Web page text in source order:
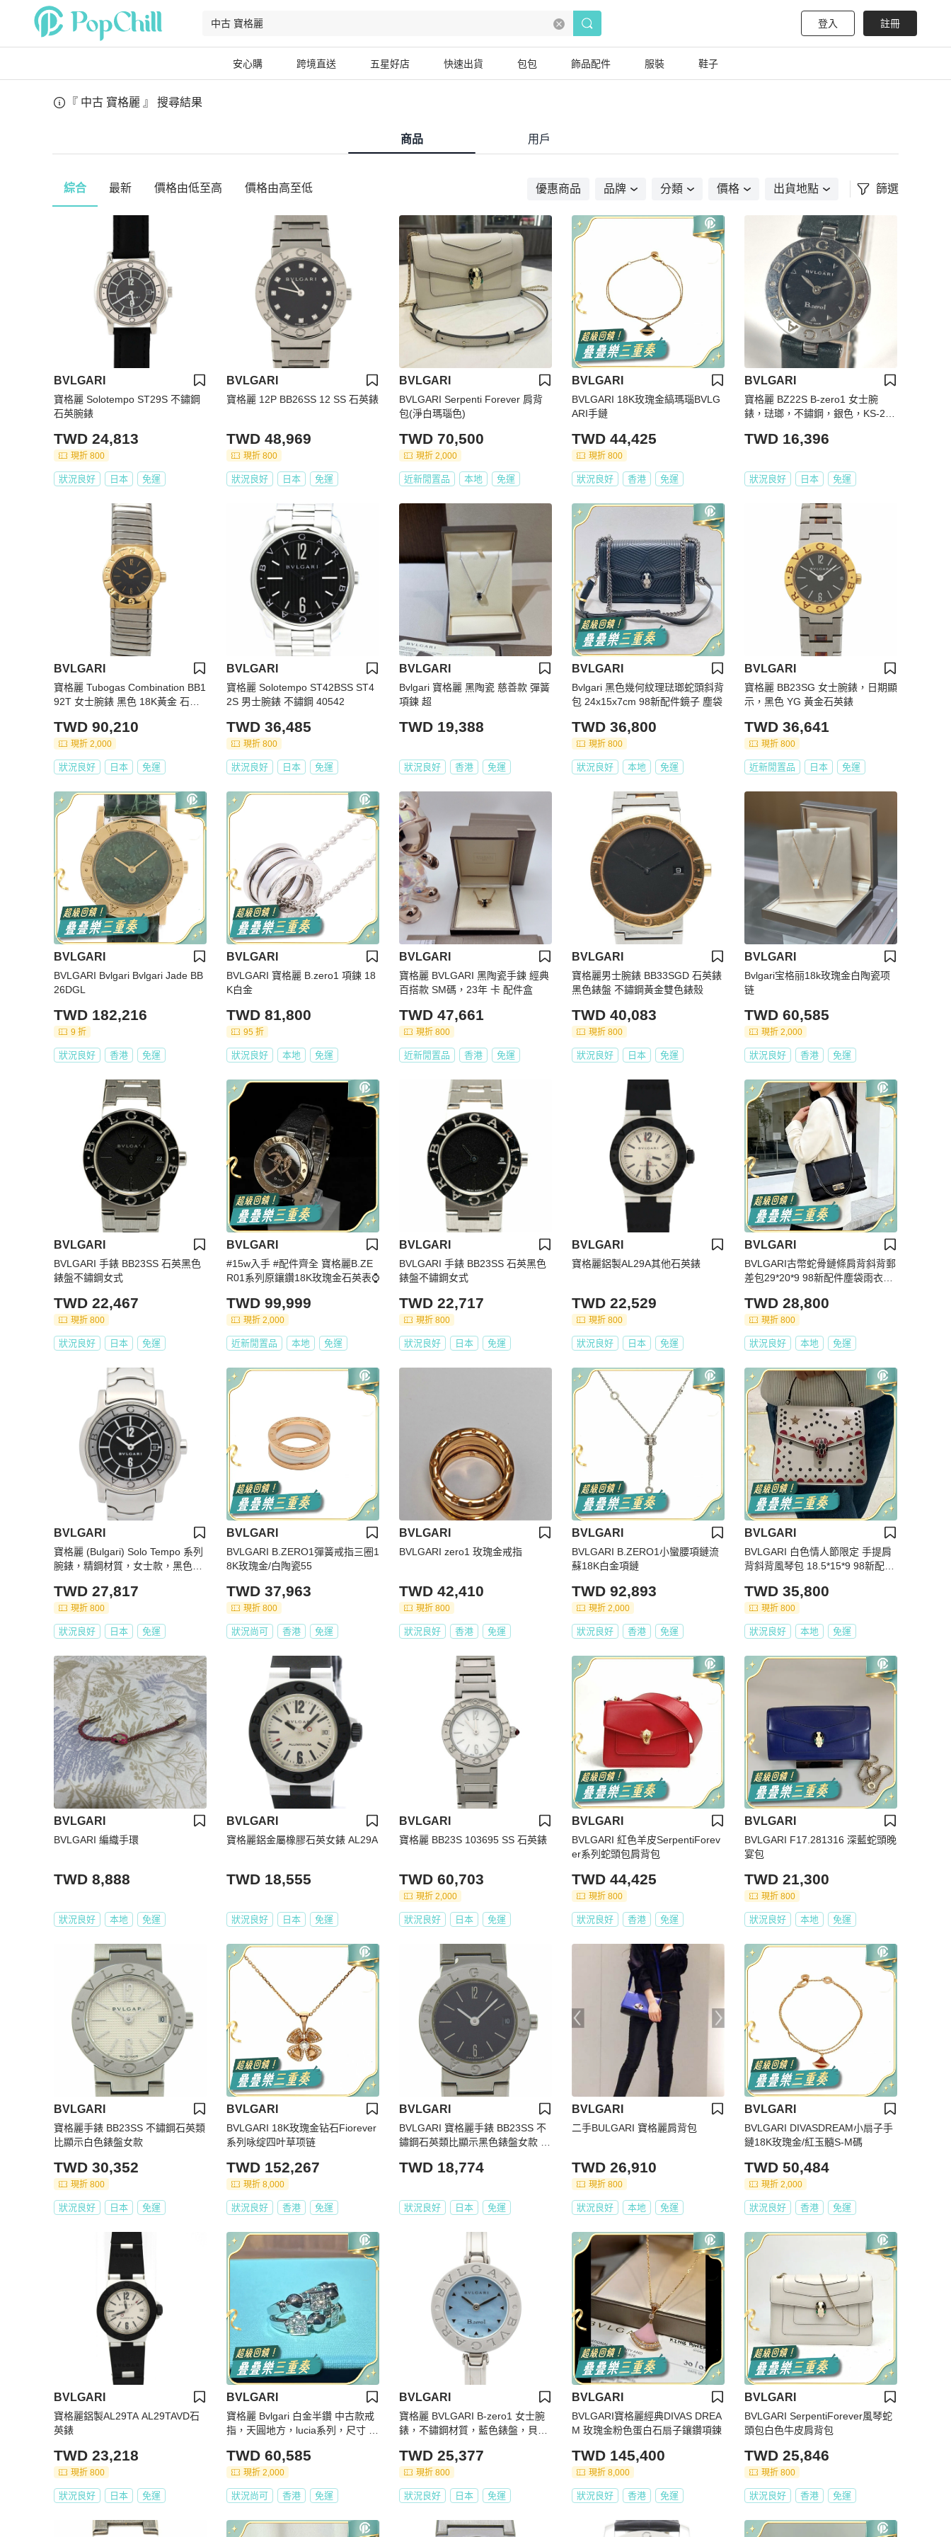
登入 註冊
安心購 跨境直送 五星好店 快速出貨 包包 飾品配件 服裝 鞋子
『 中古 寶格麗 』 搜尋結果
商品 用戶
綜合 最新 價格由低至高 價格由高至低 優惠商品 品牌 分類 價格 出貨地點 篩選
BVLGARI
寶格麗 Solotempo ST29S 不鏽鋼
石英腕錶
TWD 24,813
現折 800
狀況良好 日本 免運
BVLGARI
寶格麗 12P BB26SS 12 SS 石英錶
TWD 48,969
現折 800
狀況良好 日本 免運
BVLGARI
BVLGARI Serpenti Forever 肩背
包(淨白瑪瑙色)
TWD 70,500
現折 2,000
近新閒置品 本地 免運
BVLGARI
BVLGARI 18K玫瑰金縞瑪瑙BVLG
ARI手鏈
TWD 44,425
現折 800
狀況良好 香港 免運
BVLGARI
寶格麗 BZ22S B-zero1 女士腕
錶，琺瑯，不鏽鋼，銀色，KS-240
TWD 16,396
狀況良好 日本 免運
BVLGARI
寶格麗 Tubogas Combination BB1
92T 女士腕錶 黑色 18K黃金 石英
TWD 90,210
現折 2,000
狀況良好 日本 免運
BVLGARI
寶格麗 Solotempo ST42BSS ST4
2S 男士腕錶 不鏽鋼 40542
TWD 36,485
現折 800
狀況良好 日本 免運
BVLGARI
Bvlgari 寶格麗 黑陶瓷 慈善款 彈簧
項鍊 超
TWD 19,388
狀況良好 香港 免運
BVLGARI
Bvlgari 黑色幾何紋理琺瑯蛇頭斜背
包 24x15x7cm 98新配件鏡子 塵袋
TWD 36,800
現折 800
狀況良好 本地 免運
BVLGARI
寶格麗 BB23SG 女士腕錶，日期顯
示，黑色 YG 黃金石英錶
TWD 36,641
現折 800
近新閒置品 日本 免運
BVLGARI
BVLGARI Bvlgari Bvlgari Jade BB
26DGL
TWD 182,216
9 折
狀況良好 香港 免運
BVLGARI
BVLGARI 寶格麗 B.zero1 項鍊 18
K白金
TWD 81,800
95 折
狀況良好 本地 免運
BVLGARI
寶格麗 BVLGARI 黑陶瓷手鍊 經典
百搭款 SM碼，23年 卡 配件盒
TWD 47,661
現折 800
近新閒置品 香港 免運
BVLGARI
寶格麗男士腕錶 BB33SGD 石英錶
黑色錶盤 不鏽鋼黃金雙色錶殼
TWD 40,083
現折 800
狀況良好 日本 免運
BVLGARI
Bvlgari宝格丽18k玫瑰金白陶瓷项
链
TWD 60,585
現折 2,000
狀況良好 香港 免運
BVLGARI
BVLGARI 手錶 BB23SS 石英黑色
錶盤不鏽鋼女式
TWD 22,467
現折 800
狀況良好 日本 免運
BVLGARI
#15w入手 #配件齊全 寶格麗B.ZE
R01系列原鑲鑽18K玫瑰金石英表⌚️
TWD 99,999
現折 2,000
近新閒置品 本地 免運
BVLGARI
BVLGARI 手錶 BB23SS 石英黑色
錶盤不鏽鋼女式
TWD 22,717
現折 800
狀況良好 日本 免運
BVLGARI
寶格麗鋁製AL29A其他石英錶
TWD 22,529
現折 800
狀況良好 日本 免運
BVLGARI
BVLGARI古幣蛇骨鏈條肩背斜背郵
差包29*20*9 98新配件塵袋雨衣保
TWD 28,800
現折 800
狀況良好 本地 免運
BVLGARI
寶格麗 (Bulgari) Solo Tempo 系列
腕錶，精鋼材質，女士款，黑色，
TWD 27,817
現折 800
狀況良好 日本 免運
BVLGARI
BVLGARI B.ZERO1彈簧戒指三圈1
8K玫瑰金/白陶瓷55
TWD 37,963
現折 800
狀況尚可 香港 免運
BVLGARI
BVLGARI zero1 玫瑰金戒指
TWD 42,410
現折 800
狀況良好 香港 免運
BVLGARI
BVLGARI B.ZERO1小蠻腰項鏈流
蘇18K白金項鏈
TWD 92,893
現折 2,000
狀況良好 香港 免運
BVLGARI
BVLGARI 白色情人節限定 手提肩
背斜背風琴包 18.5*15*9 98新配件
TWD 35,800
現折 800
狀況良好 本地 免運
BVLGARI
BVLGARI 編織手環
TWD 8,888
狀況良好 本地 免運
BVLGARI
寶格麗鋁金屬橡膠石英女錶 AL29A
TWD 18,555
狀況良好 日本 免運
BVLGARI
寶格麗 BB23S 103695 SS 石英錶
TWD 60,703
現折 2,000
狀況良好 日本 免運
BVLGARI
BVLGARI 紅色羊皮SerpentiForev
er系列蛇頭包肩背包
TWD 44,425
現折 800
狀況良好 香港 免運
BVLGARI
BVLGARI F17.281316 深藍蛇頭晚
宴包
TWD 21,300
現折 800
狀況良好 本地 免運
BVLGARI
寶格麗手錶 BB23SS 不鏽鋼石英類
比顯示白色錶盤女款
TWD 30,352
現折 800
狀況良好 日本 免運
BVLGARI
BVLGARI 18K玫瑰金钻石Fiorever
系列咏绽四叶草项链
TWD 152,267
現折 8,000
狀況良好 香港 免運
BVLGARI
BVLGARI 寶格麗手錶 BB23SS 不
鏽鋼石英類比顯示黑色錶盤女款 I2
TWD 18,774
狀況良好 日本 免運
BVLGARI
二手BULGARI 寶格麗肩背包
TWD 26,910
現折 800
狀況良好 本地 免運
BVLGARI
BVLGARI DIVASDREAM小扇子手
鏈18K玫瑰金/紅玉髓S-M碼
TWD 50,484
現折 2,000
狀況良好 香港 免運
BVLGARI
寶格麗鋁製AL29TA AL29TAVD石
英錶
TWD 23,218
現折 800
狀況良好 日本 免運
BVLGARI
寶格麗 Bvlgari 白金半鑽 中古款戒
指，天圓地方，lucia系列，尺寸 5
TWD 60,585
現折 2,000
狀況尚可 香港 免運
BVLGARI
寶格麗 BVLGARI B-zero1 女士腕
錶，不鏽鋼材質，藍色錶盤，貝殼
TWD 25,377
現折 800
狀況良好 日本 免運
BVLGARI
BVLGARI寶格麗經典DIVAS DREA
M 玫瑰金粉色蛋白石扇子鑲鑽項鍊
TWD 145,400
現折 8,000
狀況良好 香港 免運
BVLGARI
BVLGARI SerpentiForever風琴蛇
頭包白色牛皮肩背包
TWD 25,846
現折 800
狀況良好 香港 免運